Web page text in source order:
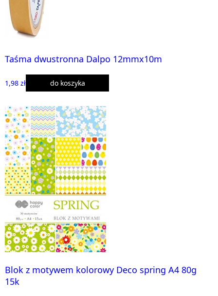
Taśma dwustronna Dalpo 12mmx10m
1,98 zł do koszyka
Blok z motywem kolorowy Deco spring A4 80g
15k